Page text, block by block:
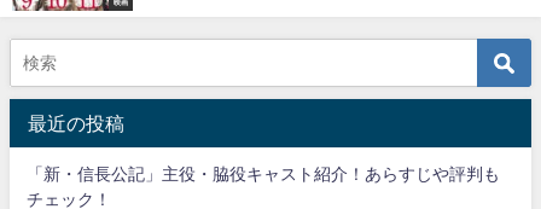
映画
最近の投稿
「新・信長公記」主役・脇役キャスト紹介！あらすじや評判も
チェック！